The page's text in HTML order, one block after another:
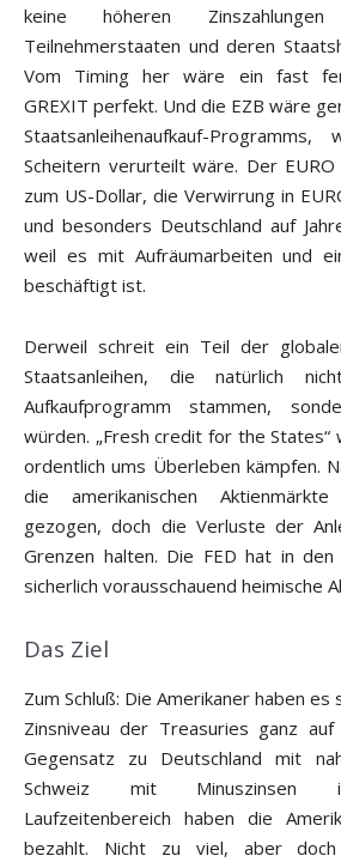
keine höheren
Teilnehmerstaaten und deren
Vom Timing her wäre ein fast
GREXIT perfekt. Und die EZB wäre
Staatsanleihenaufkauf-
Scheitern verurteilt wäre. Der
zum US-Dollar, die Verwirrung in
und besonders Deutschland auf
weil es mit Aufräumarbeiten und
beschäftigt ist.
Derweil schreit ein Teil der
Staatsanleihen, die natürlich
Aufkaufprogramm stammen,
würden. „Fresh credit for the States“
ordentlich ums Überleben kämpfen.
die amerikanischen
gezogen, doch die Verluste der
Grenzen halten. Die FED hat in den
sicherlich vorausschauend heimische
Das Ziel
Zum Schluß: Die Amerikaner haben
Zinsniveau der Treasuries ganz
Gegensatz zu Deutschland mit
Schweiz mit Minuszinsen
Laufzeitenbereich haben die
bezahlt. Nicht zu viel, aber